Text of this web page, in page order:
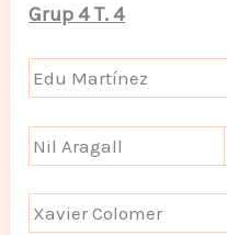
Grup 4 T. 4
Edu Martínez
Nil Aragall
Xavier Colomer